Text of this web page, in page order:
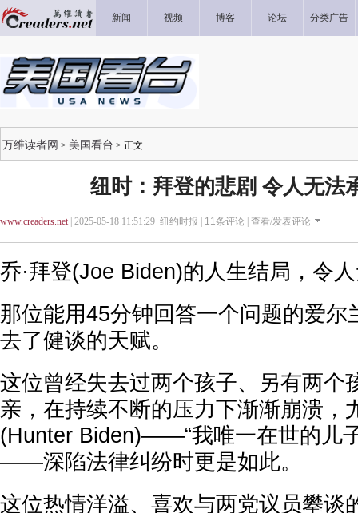
新闻 视频 博客 论坛 分类广告
万维读者网 > 美国看台 > 正文
纽时：拜登的悲剧 令人无法
www.creaders.net| 2025-05-18 11:51:29 纽约时报 | 11条评论 | 查看/发表评论
乔·拜登(Joe Biden)的人生结局，令
那位能用45分钟回答一个问题的爱尔
去了健谈的天赋。
这位曾经失去过两个孩子、另有两个
亲，在持续不断的压力下渐渐崩溃，
(Hunter Biden)——“我唯一在世的儿
——深陷法律纠纷时更是如此。
这位热情洋溢、喜欢与两党议员攀谈